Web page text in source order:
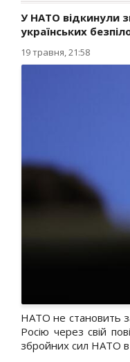
У НАТО відкинули
українських
19 травня, 21:58
НАТО не становить
Росію через свій
збройних сил НАТО в